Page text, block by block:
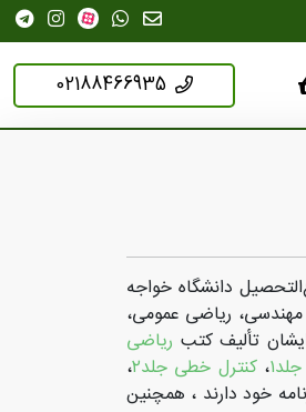
02188466935
دانشگاه خواجه
تدریس دروس ریاضی مهندسی، ریاضی عمومی،
تألیف کتب ریاضی
،کنترل خطی جلد٢ ،
خود دارند ، همچنین